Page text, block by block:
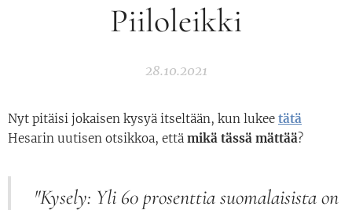
Piiloleikki
28.10.2021
Nyt pitäisi jokaisen kysyä itseltään, kun lukee tätä
Hesarin uutisen otsikkoa, että mikä tässä mättää?
"Kysely: Yli 60 prosenttia suomalaisista on